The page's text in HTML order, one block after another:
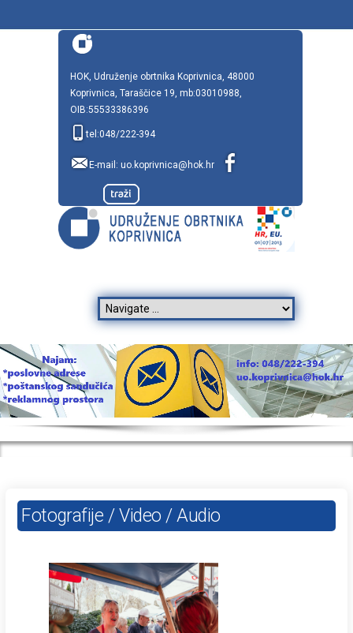
HOK, Udruženje obrtnika Koprivnica, 48000
Koprivnica, Taraščice 19, mb:03010988,
OIB:55533386396
tel:048/222-394
E-mail: uo.koprivnica@hok.hr
Fotografije / Video / Audio